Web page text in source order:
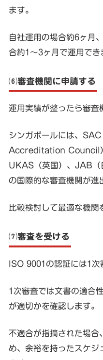
ます。
自社運用の場合約6ヶ月
合約1〜3ヶ月で運用でき
⑹審査機関に申請する
運用実績が整ったら審査
シンガポールには、
Accreditation Council）
UKAS（英国）、JAB（
の国際的な審査機関が進
比較検討して最適な機関
⑺審査を受ける
ISO 9001の認証には1次
1次審査では文書の適合
が適切かを確認します。
不適合が指摘された場合
め、余裕を持ったスケジ